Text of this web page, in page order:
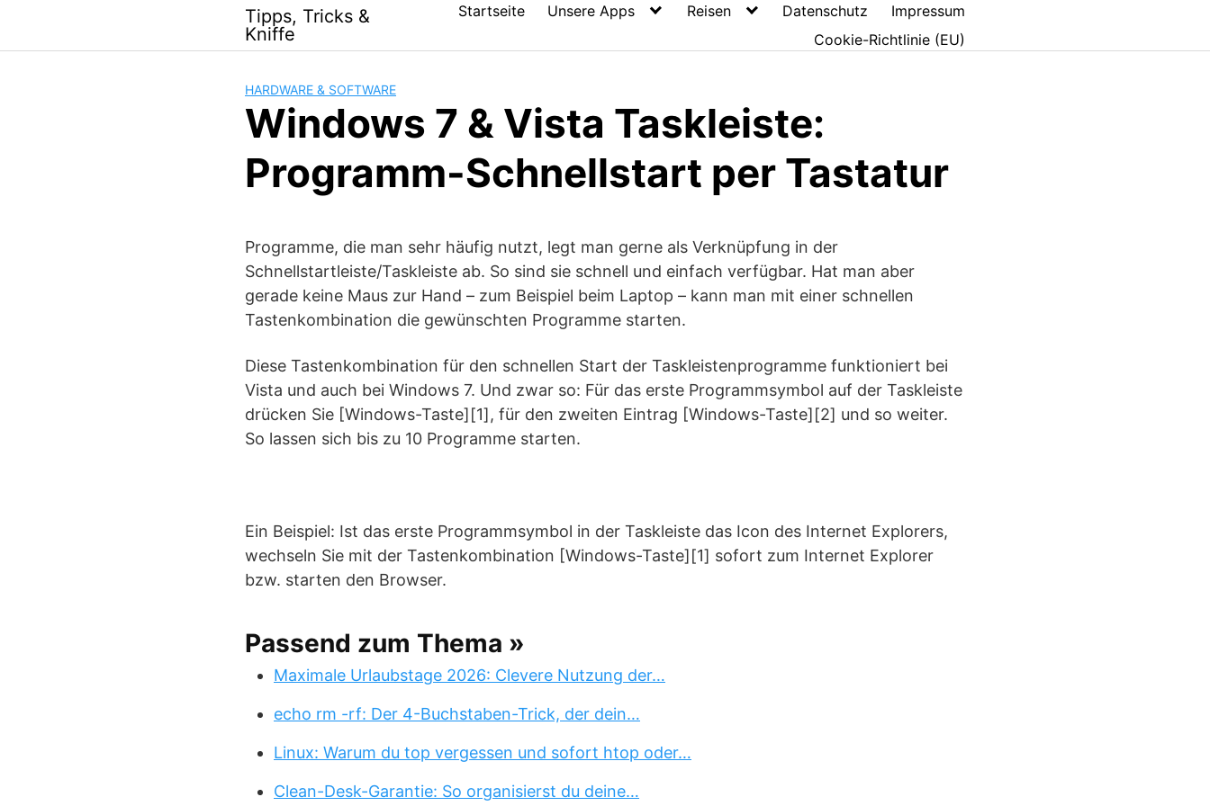
content
Tipps, Tricks &
Kniffe
Startseite Unsere Apps Reisen Datenschutz
Impressum
Cookie-Richtlinie (EU)
HARDWARE & SOFTWARE
Windows 7 & Vista Taskleiste:
Programm-Schnellstart per Tastatur
Programme, die man sehr häufig nutzt, legt man gerne als Verknüpfung in der
Schnellstartleiste/Taskleiste ab. So sind sie schnell und einfach verfügbar. Hat man aber
gerade keine Maus zur Hand – zum Beispiel beim Laptop – kann man mit einer schnellen
Tastenkombination die gewünschten Programme starten.
Diese Tastenkombination für den schnellen Start der Taskleistenprogramme funktioniert bei
Vista und auch bei Windows 7. Und zwar so: Für das erste Programmsymbol auf der Taskleiste
drücken Sie [Windows-Taste][1], für den zweiten Eintrag [Windows-Taste][2] und so weiter.
So lassen sich bis zu 10 Programme starten.
Ein Beispiel: Ist das erste Programmsymbol in der Taskleiste das Icon des Internet Explorers,
wechseln Sie mit der Tastenkombination [Windows-Taste][1] sofort zum Internet Explorer
bzw. starten den Browser.
Passend zum Thema »
Maximale Urlaubstage 2026: Clevere Nutzung der…
echo rm -rf: Der 4-Buchstaben-Trick, der dein…
Linux: Warum du top vergessen und sofort htop oder…
Clean-Desk-Garantie: So organisierst du deine…